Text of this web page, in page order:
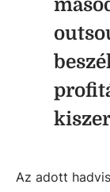
Az adott